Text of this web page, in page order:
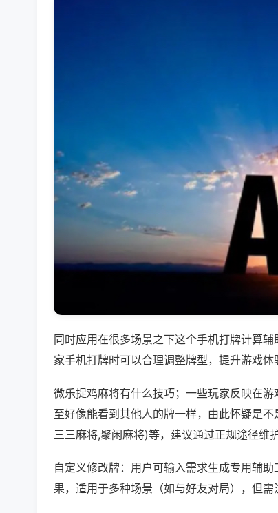
同时应用在很多场景之下这个手机打牌计算
家手机打牌时可以合理调整牌型，提升游戏体
微乐捉鸡麻将有什么技巧；一些玩家反映在
至好像能看到其他人的牌一样，由此怀疑是
三三麻将,聚闲麻将)等，建议通过正规途径维
自定义修改牌：用户可输入需求生成专用辅
果，适用于多种场景（如与好友对局），但需